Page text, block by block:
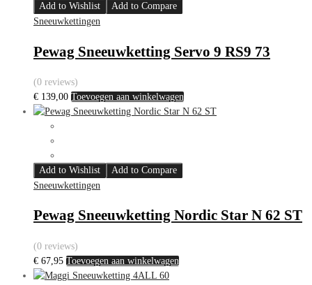
Add to Wishlist
Add to Compare
Sneeuwkettingen
Pewag Sneeuwketting Servo 9 RS9 73
(0 reviews)
€ 139,00 Toevoegen aan winkelwagen
Add to Wishlist
Add to Compare
Sneeuwkettingen
Pewag Sneeuwketting Nordic Star N 62 ST
(0 reviews)
€ 67,95 Toevoegen aan winkelwagen